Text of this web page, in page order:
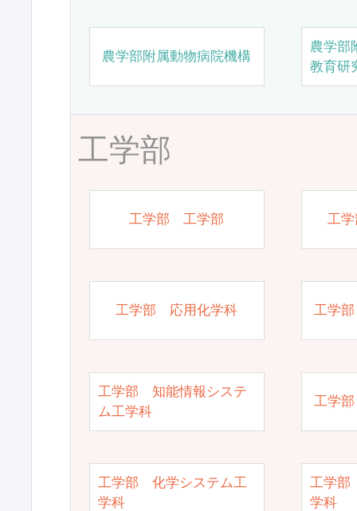
農学部附属動物病院機構
農学部
教育研
工学部
工学部 工学部 工
工学部 応用化学科 工学
工学部 知能情報システ
ム工学科
工学
工学部 化学システム工
学科
工学部
学科